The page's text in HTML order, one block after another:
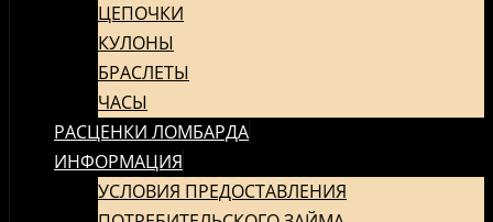
ЦЕПОЧКИ
КУЛОНЫ
БРАСЛЕТЫ
ЧАСЫ
РАСЦЕНКИ ЛОМБАРДА
ИНФОРМАЦИЯ
УСЛОВИЯ ПРЕДОСТАВЛЕНИЯ